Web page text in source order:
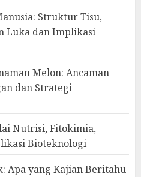
Struktur Tisu,
Luka dan Implikasi
Melon: Ancaman
dan Strategi
Nutrisi, Fitokimia,
Bioteknologi
Apa yang Kajian Beritahu